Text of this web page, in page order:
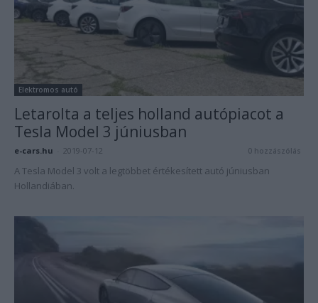
Elektromos autó
Letarolta a teljes holland autópiacot a
Tesla Model 3 júniusban
e-cars.hu 2019-07-12 0 hozzászólás
A Tesla Model 3 volt a legtöbbet értékesített autó júniusban
Hollandiában.